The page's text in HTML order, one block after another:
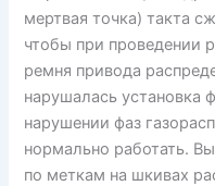
мертвая точка) такта
чтобы при проведении
ремня привода
нарушалась установка
нарушении фаз
нормально работать.
по меткам на шкивах